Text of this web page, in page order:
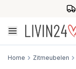
Home Zitmeubelen